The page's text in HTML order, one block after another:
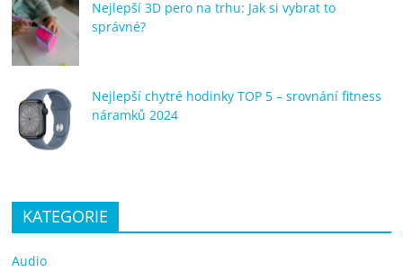
Nejlepší 3D pero na trhu: Jak si vybrat to
správné?
Nejlepší chytré hodinky TOP 5 – srovnání fitness
náramků 2024
KATEGORIE
Audio